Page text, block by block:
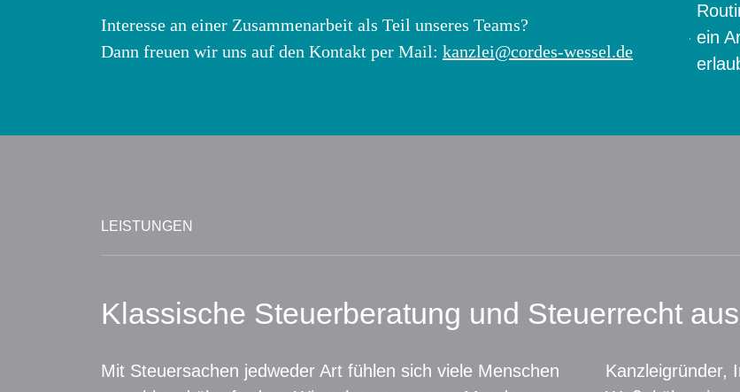
Interesse an einer Zusammenarbeit als Teil unseres Teams?
Dann freuen wir uns auf den Kontakt per Mail: kanzlei@cordes-wessel.de
ein
LEISTUNGEN
Klassische Steuerberatung und Steuerrecht
Mit Steuersachen jedweder Art fühlen sich viele Menschen
Kanzleigründer,